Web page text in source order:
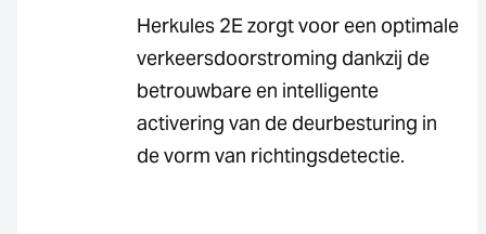
Herkules 2E zorgt voor een optimale
verkeersdoorstroming dankzij de
betrouwbare en intelligente
activering van de deurbesturing in
de vorm van richtingsdetectie.